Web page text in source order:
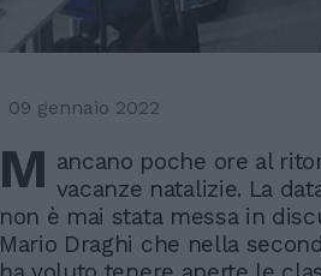
09 gennaio 2022
M ancano poche ore al
vacanze natalizie. La
non è mai stata messa in
Mario Draghi che nella